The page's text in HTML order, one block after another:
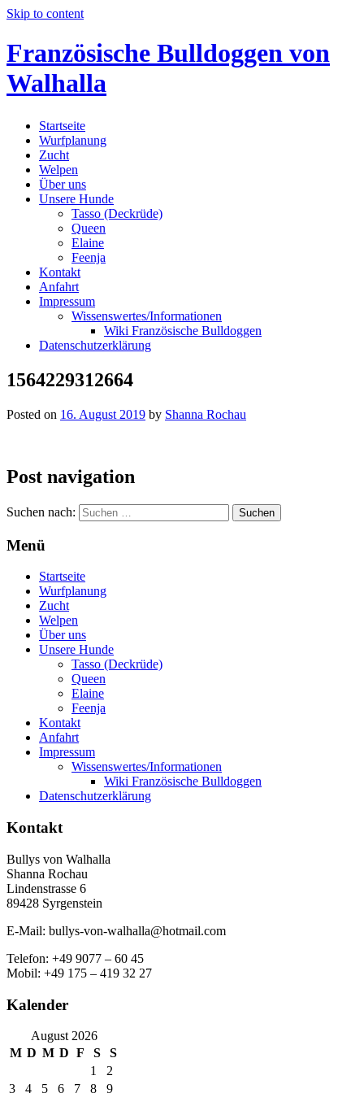
Skip to content
Französische Bulldoggen von
Walhalla
Startseite
Wurfplanung
Zucht
Welpen
Über uns
Unsere Hunde
Tasso (Deckrüde)
Queen
Elaine
Feenja
Kontakt
Anfahrt
Impressum
Wissenswertes/Informationen
Wiki Französische Bulldoggen
Datenschutzerklärung
1564229312664
Posted on 16. August 2019 by Shanna Rochau
Post navigation
Suchen nach:
Menü
Startseite
Wurfplanung
Zucht
Welpen
Über uns
Unsere Hunde
Tasso (Deckrüde)
Queen
Elaine
Feenja
Kontakt
Anfahrt
Impressum
Wissenswertes/Informationen
Wiki Französische Bulldoggen
Datenschutzerklärung
Kontakt
Bullys von Walhalla
Shanna Rochau
Lindenstrasse 6
89428 Syrgenstein
E-Mail: bullys-von-walhalla@hotmail.com
Telefon: +49 9077 – 60 45
Mobil: +49 175 – 419 32 27
Kalender
August 2026
M D M D F S
S
1
2
3
4 5 6 7 8 9